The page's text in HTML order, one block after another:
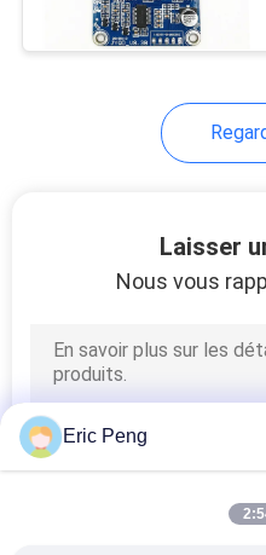
moteur
Pompes
immersion
Laisser
Nous vous
Eric Peng